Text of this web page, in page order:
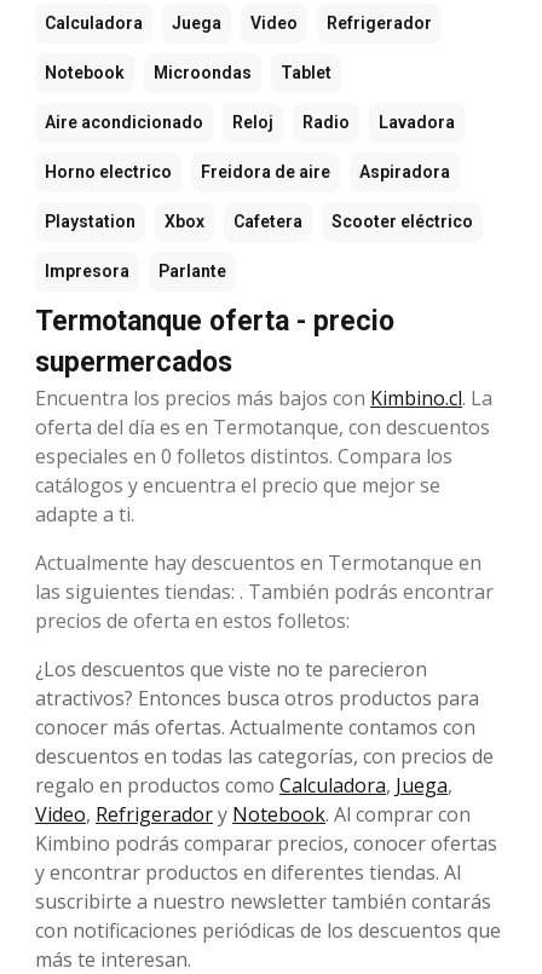
Calculadora Juega Video Refrigerador
Notebook Microondas Tablet
Aire acondicionado Reloj Radio Lavadora
Horno electrico Freidora de aire Aspiradora
Playstation Xbox Cafetera Scooter eléctrico
Impresora Parlante
Termotanque oferta - precio
supermercados
Encuentra los precios más bajos con Kimbino.cl. La
oferta del día es en Termotanque, con descuentos
especiales en 0 folletos distintos. Compara los
catálogos y encuentra el precio que mejor se
adapte a ti.
Actualmente hay descuentos en Termotanque en
las siguientes tiendas: . También podrás encontrar
precios de oferta en estos folletos:
¿Los descuentos que viste no te parecieron
atractivos? Entonces busca otros productos para
conocer más ofertas. Actualmente contamos con
descuentos en todas las categorías, con precios de
regalo en productos como Calculadora, Juega,
Video, Refrigeradory Notebook. Al comprar con
Kimbino podrás comparar precios, conocer ofertas
y encontrar productos en diferentes tiendas. Al
suscribirte a nuestro newsletter también contarás
con notificaciones periódicas de los descuentos que
más te interesan.